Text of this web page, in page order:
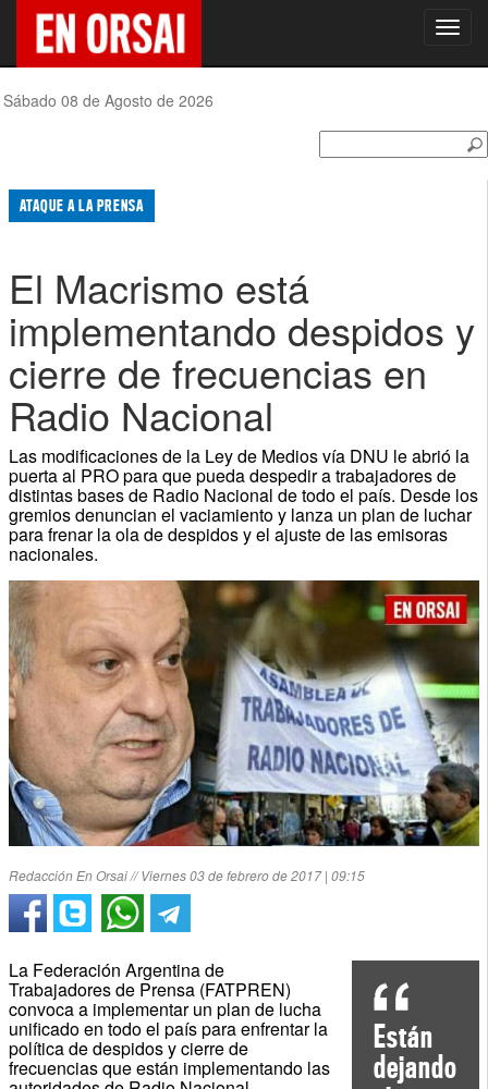
Sábado 08 de Agosto de 2026
ATAQUE A LA PRENSA
El Macrismo está
implementando despidos y
cierre de frecuencias en
Radio Nacional
Las modificaciones de la Ley de Medios vía DNU le abrió la
puerta al PRO para que pueda despedir a trabajadores de
distintas bases de Radio Nacional de todo el país. Desde los
gremios denuncian el vaciamiento y lanza un plan de luchar
para frenar la ola de despidos y el ajuste de las emisoras
nacionales.
Redacción En Orsai // Viernes 03 de febrero de 2017 | 09:15
Están
dejando
La Federación Argentina de
Trabajadores de Prensa (FATPREN)
convoca a implementar un plan de lucha
unificado en todo el país para enfrentar la
política de despidos y cierre de
frecuencias que están implementando las